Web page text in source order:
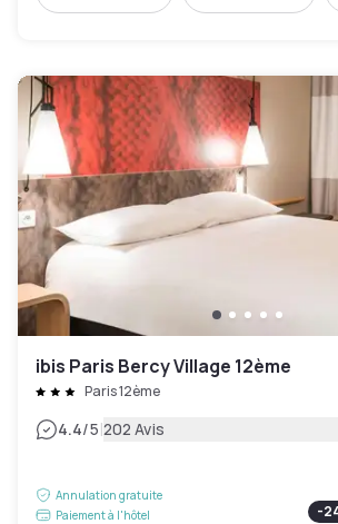
ibis Paris Bercy Village 12ème
Paris 12ème
4.4/5|202 Avis
Annulation gratuite
Paiement à l'hôtel
-